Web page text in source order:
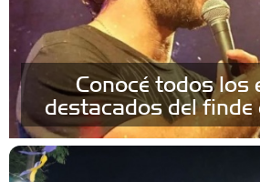
Conocé todos los
destacados del finde